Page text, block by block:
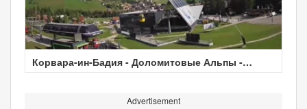
Корвара-ин-Бадия - Доломитовые Альпы -
Погода
Advertisement